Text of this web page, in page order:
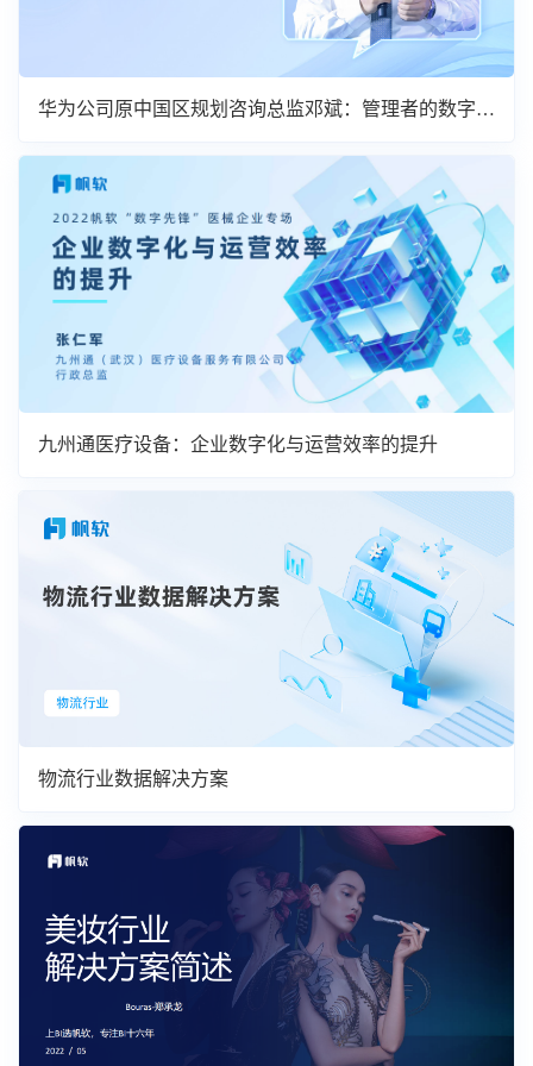
华为公司原中国区规划咨询总监邓斌：管理者的数字化
九州通医疗设备：企业数字化与运营效率的提升
物流行业数据解决方案